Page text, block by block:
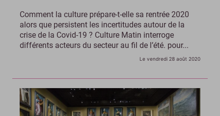
Comment la culture prépare-t-elle sa rentrée 2020
alors que persistent les incertitudes autour de la
crise de la Covid-19 ? Culture Matin interroge
différents acteurs du secteur au fil de l’été. pour...
Le vendredi 28 août 2020